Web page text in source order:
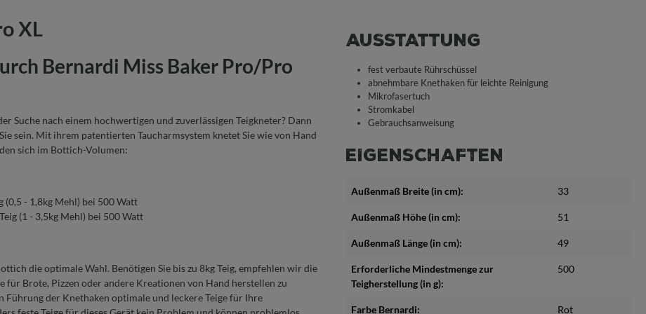
XL
Bernardi Miss Baker Pro/Pro
Suche nach einem hochwertigen und zuverlässigen Teigkneter? Dann
sein. Mit ihrem patentierten Taucharmsystem knetet Sie wie von Hand
sich im Bottich-Volumen:
- 1,8kg Mehl) bei 500 Watt
(1 - 3,5kg Mehl) bei 500 Watt
die optimale Wahl. Benötigen Sie bis zu 8kg Teig, empfehlen wir die
für Brote, Pizzen oder andere Kreationen von Hand herstellen zu
Führung der Knethaken optimale und leckere Teige für Ihre
AUSSTATTUNG
fest verbaute Rührschüssel
abnehmbare Knethaken für leichte Reinigung
Mikrofasertuch
Stromkabel
Gebrauchsanweisung
EIGENSCHAFTEN
Außenmaß Breite (in cm): 33
Außenmaß Höhe (in cm): 51
Außenmaß Länge (in cm): 49
Erforderliche Mindestmenge zur
Teigherstellung (in g):
500
Farbe Bernardi: Rot